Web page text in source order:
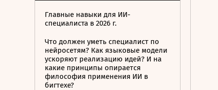
Главные навыки для ИИ-
специалиста в 2026 г.
Что должен уметь специалист по
нейросетям? Как языковые модели
ускоряют реализацию идей? И на
какие принципы опирается
философия применения ИИ в
бигтехе?